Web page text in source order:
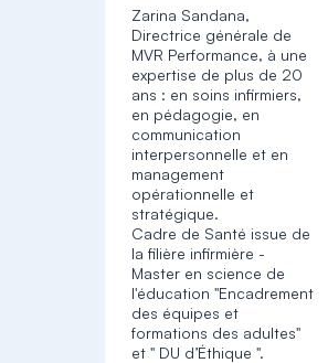
Zarina Sandana,
Directrice générale de
MVR Performance, à une
expertise de plus de 20
ans : en soins infirmiers,
en pédagogie, en
communication
interpersonnelle et en
management
opérationnelle et
stratégique.
Cadre de Santé issue de
la filière infirmière -
Master en science de
l'éducation "Encadrement
des équipes et
formations des adultes"
et " DU d’Éthique ".